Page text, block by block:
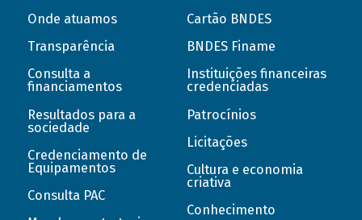
Onde atuamos
Transparência
Consulta a
financiamentos
Resultados para a
sociedade
Credenciamento de
Equipamentos
Consulta PAC
Cartão BNDES
BNDES Finame
Instituições financeiras
credenciadas
Patrocínios
Licitações
Cultura e economia
criativa
Conhecimento